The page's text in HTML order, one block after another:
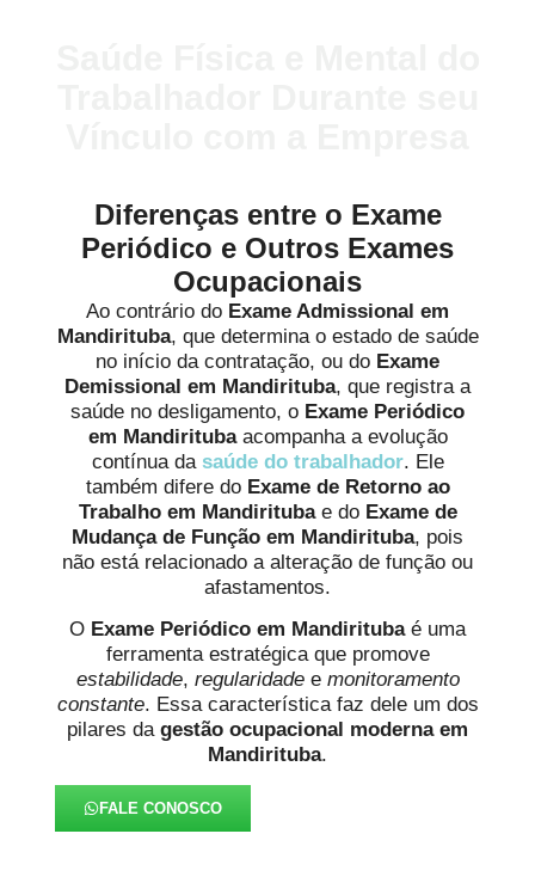
Diferenças entre o Exame
Periódico e Outros Exames
Ocupacionais
Ao contrário do Exame Admissional em
Mandirituba, que determina o estado de saúde
no início da contratação, ou do Exame
Demissional em Mandirituba, que registra a
saúde no desligamento, o Exame Periódico
em Mandiritubaacompanha a evolução
contínua da saúde do trabalhador. Ele
também difere do Exame de Retorno ao
Trabalho em Mandiritubae do Exame de
Mudança de Função em Mandirituba, pois
não está relacionado a alteração de função ou
afastamentos.
O Exame Periódico em Mandiritubaé uma
ferramenta estratégica que promove
estabilidade, regularidadee monitoramento
constante. Essa característica faz dele um dos
pilares da gestão ocupacional moderna em
Mandirituba.
FALE CONOSCO